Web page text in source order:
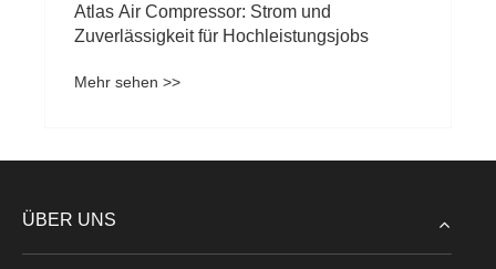
Atlas Air Compressor: Strom und
Zuverlässigkeit für Hochleistungsjobs
Mehr sehen >>
ÜBER UNS